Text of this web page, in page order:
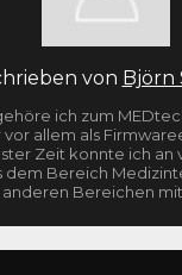
von Björn
ich zum
vor allem als
Zeit konnte ich an
dem Bereich
anderen Bereichen